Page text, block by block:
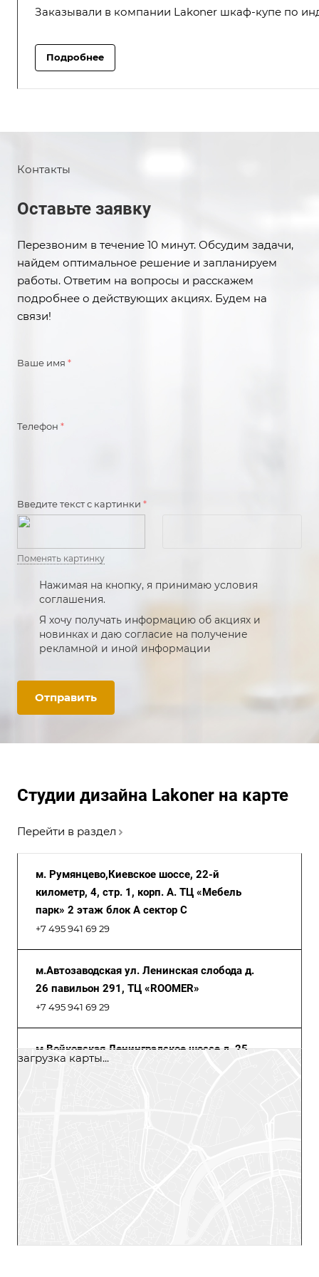
Заказывали в компании Lakoner шкаф-купе по
Подробнее
Контакты
Оставьте заявку
Перезвоним в течение 10 минут. Обсудим задачи,
найдем оптимальное решение и запланируем
работы. Ответим на вопросы и расскажем
подробнее о действующих акциях. Будем на
связи!
Ваше имя *
Телефон *
Введите текст с картинки *
Поменять картинку
Нажимая на кнопку, я принимаю условия
соглашения.
Я хочу получать информацию об акциях и
новинках и даю согласие на получение
рекламной и иной информации
Отправить
Студии дизайна Lakoner на карте
Перейти в раздел
м. Румянцево,Киевское шоссе, 22-й
километр, 4, стр. 1, корп. А. ТЦ «Мебель
парк» 2 этаж блок А сектор С
+7 495 941 69 29
м.Автозаводская ул. Ленинская слобода д.
26 павильон 291, ТЦ «ROOMER»
+7 495 941 69 29
м.Войковская Ленинградское шоссе д. 25,
Центр Дизайна «Family Room», 3 этаж
загрузка карты...